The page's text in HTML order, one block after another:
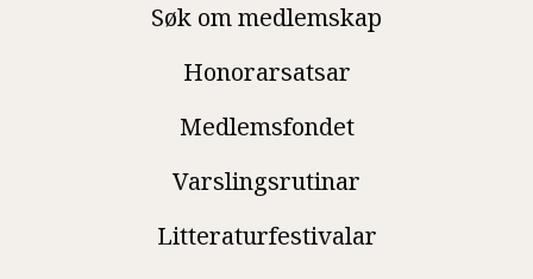
Søk om medlemskap
Honorarsatsar
Medlemsfondet
Varslingsrutinar
Litteraturfestivalar